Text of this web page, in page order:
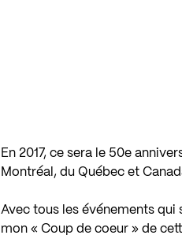
En 2017, ce sera le 50e
Montréal, du Québec et
Avec tous les événements qui
mon « Coup de coeur » de